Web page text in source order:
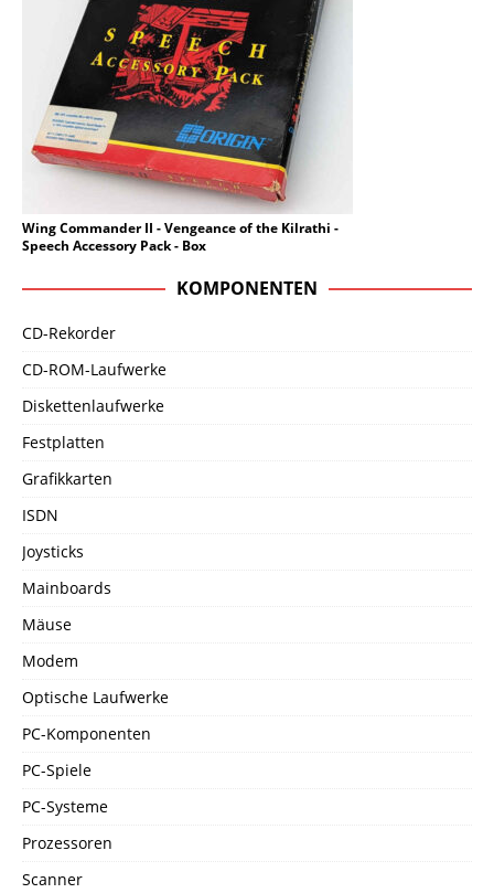
Wing Commander II - Vengeance of the Kilrathi -
Speech Accessory Pack - Box
KOMPONENTEN
CD-Rekorder
CD-ROM-Laufwerke
Diskettenlaufwerke
Festplatten
Grafikkarten
ISDN
Joysticks
Mainboards
Mäuse
Modem
Optische Laufwerke
PC-Komponenten
PC-Spiele
PC-Systeme
Prozessoren
Scanner